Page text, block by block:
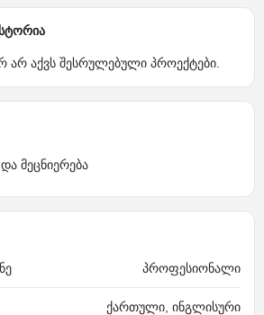
არ აქვს შესრულებული პროექტები.
მეცნიერება
პროფესიონალი
ქართული, ინგლისური